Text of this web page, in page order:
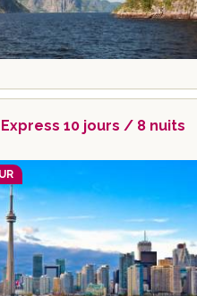
10 jours / 8 nuits